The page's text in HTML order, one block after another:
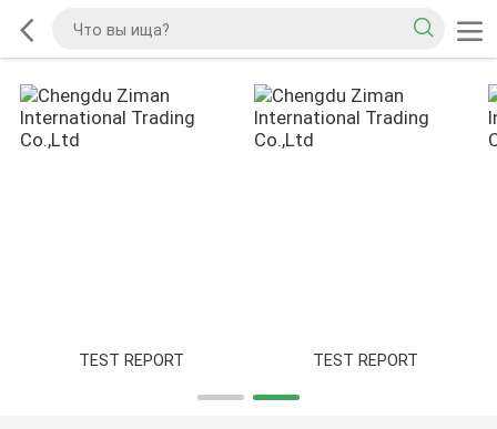
TEST REPORT TEST REPORT